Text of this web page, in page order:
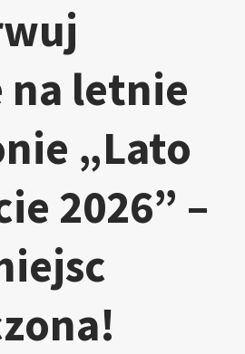
na letnie
„Lato
2026” –